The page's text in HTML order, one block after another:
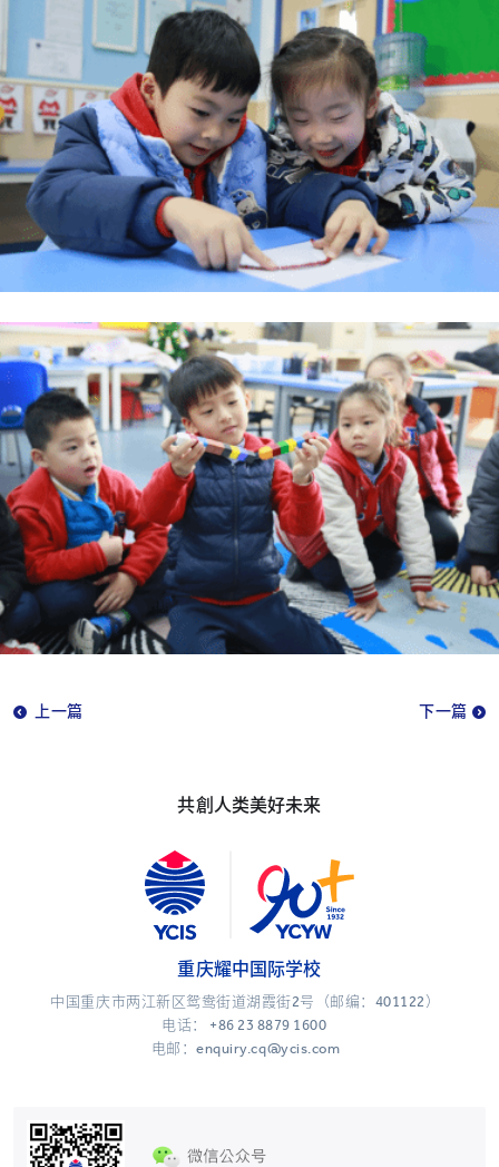
上一篇 下一篇
共創人类美好未来
重庆耀中国际学校
中国重庆市两江新区鸳鸯街道湖霞街2号（邮编：401122）
电话： +86 23 8879 1600
电邮：enquiry.cq@ycis.com